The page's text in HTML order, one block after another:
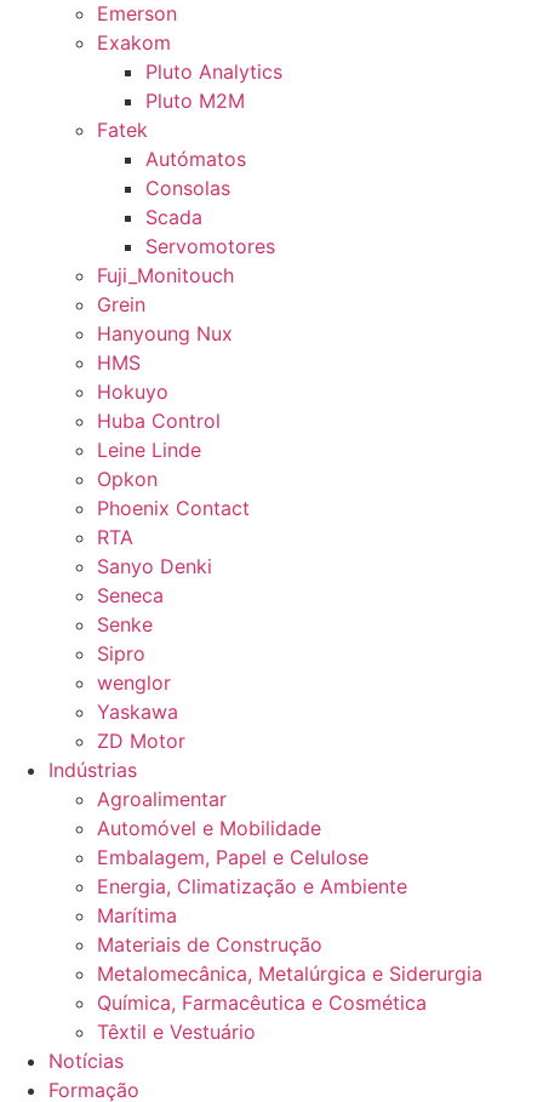
Emerson
Exakom
Pluto Analytics
Pluto M2M
Fatek
Autómatos
Consolas
Scada
Servomotores
Fuji_Monitouch
Grein
Hanyoung Nux
HMS
Hokuyo
Huba Control
Leine Linde
Opkon
Phoenix Contact
RTA
Sanyo Denki
Seneca
Senke
Sipro
wenglor
Yaskawa
ZD Motor
Indústrias
Agroalimentar
Automóvel e Mobilidade
Embalagem, Papel e Celulose
Energia, Climatização e Ambiente
Marítima
Materiais de Construção
Metalomecânica, Metalúrgica e Siderurgia
Química, Farmacêutica e Cosmética
Têxtil e Vestuário
Notícias
Formação